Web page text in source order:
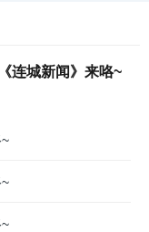
连城新闻》来咯~